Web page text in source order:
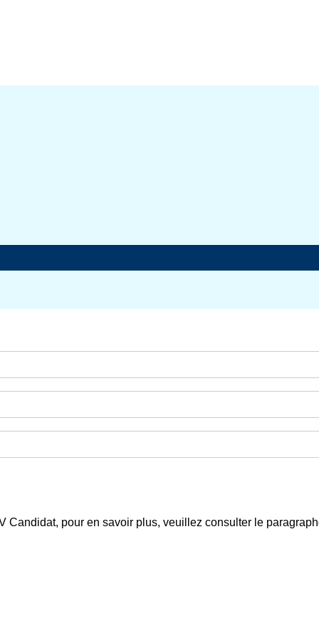
pour en savoir plus, veuillez consulter le